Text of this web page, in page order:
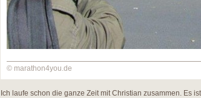
© marathon4you.de
Ich laufe schon die ganze Zeit mit Christian zusammen. Es